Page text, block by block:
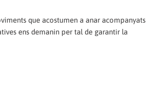
que acostumen a anar acompanyats
ens demanin per tal de garantir la